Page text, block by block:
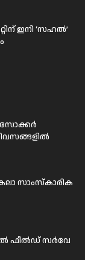
ഇനി ‘സഹൽ’
സാംസ്കാരിക
ഫീല്‍ഡ് സര്‍വേ